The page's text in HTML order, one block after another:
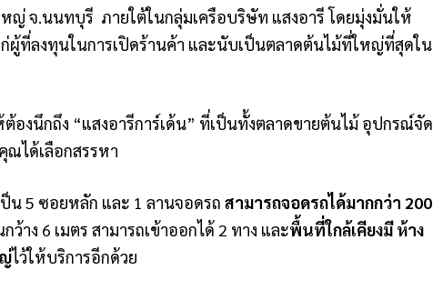
หญ่ จ.นนทบุรี ภายใต้ในกลุ่มเครือบริษัท แสงอารี โดยมุ่งมั่นให้
ผู้ที่ลงทุนในการเปิดร้านค้า และนับเป็นตลาดต้นไม้ที่ใหญ่ที่สุดใน
องนึกถึง “แสงอารีการ์เด้น” ที่เป็นทั้งตลาดขายต้นไม้ อุปกรณ์จัด
ณได้เลือกสรรหา
น5 ซอยหลัก และ 1 ลานจอดรถ สามารถจอดรถได้มากกว่า 200
ว้าง 6 เมตร สามารถเข้าออกได้ 2 ทาง และพื้นที่ใกล้เคียงมี ห้าง
ไว้ให้บริการอีกด้วย